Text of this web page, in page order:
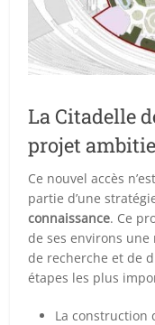
La Citadelle
projet
Ce nouvel accès
partie d’une
connaissance. Ce
de ses environs
de recherche et de
étapes les plus
La construction